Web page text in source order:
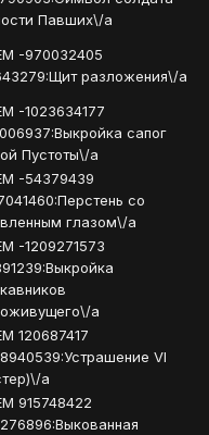
Павших\/a
-970032405
разложения\/a
-1023634177
сапог
Пустоты\/a
-54379439
со
глазом\/a
-1209271573
a
120687417
VI
a
915748422